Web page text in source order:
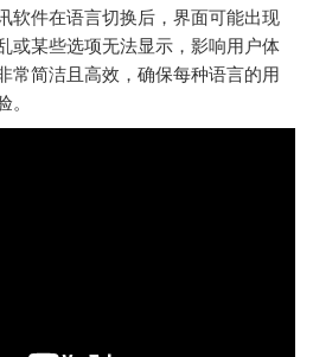
软件在语言切换后，界面可能出现
或某些选项无法显示，影响用户体
常简洁且高效，确保每种语言的用
。